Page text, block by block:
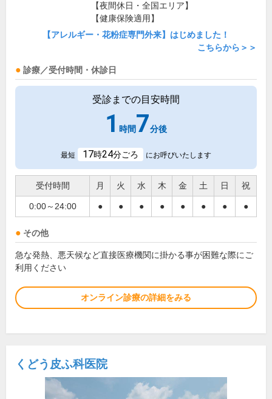
【夜間休日・全国エリア】
【健康保険適用】
【アレルギー・花粉症専門外来】はじめました！
こちらから＞＞
診療／受付時間・休診日
受診までの目安時間
1 時間7分後
最短 17時24分ごろ にお呼びいたします
受付時間 月 火 水 木 金 土 日 祝
0:00～24:00 ● ● ● ● ● ● ● ●
その他
急な発熱、悪天候など直接医療機関に掛かる事が困難な際にご
利用ください
オンライン診療の詳細をみる
くどう皮ふ科医院